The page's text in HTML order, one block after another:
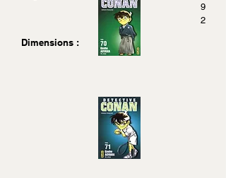
9
2
Dimensions :